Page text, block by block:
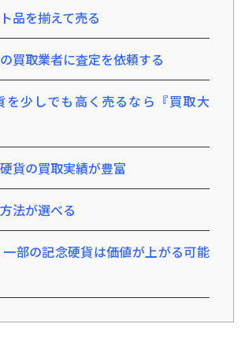
品を揃えて売る
買取業者に査定を依頼する
を少しでも高く売るなら『買取大
貨の買取実績が豊富
法が選べる
一部の記念硬貨は価値が上がる可能